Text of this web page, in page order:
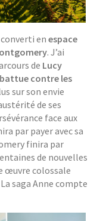
en espace
. J’ai
de Lucy
contre les
sur son envie
de ses
face aux
par payer avec sa
finira par
de nouvelles
œuvre colossale
saga Anne compte